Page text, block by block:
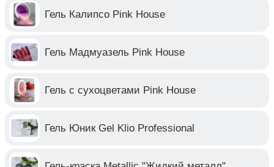
Гель Калипсо Pink House
Гель Мадмуазель Pink House
Гель с сухоцветами Pink House
Гель Юник Gel Klio Professional